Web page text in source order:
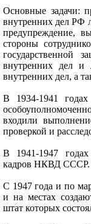
Основные задачи:
внутренних дел РФ
предупреждение,
стороны
государственной
внутренних дел и
внутренних дел, а
В 1934-1941
входили
проверкой и
В 1941-1947 годах
кадров НКВД СССР.
С 1947 года и по
и на местах
штат которых